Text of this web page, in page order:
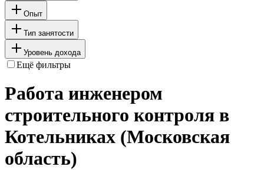
Опыт
Тип занятости
Уровень дохода
Ещё фильтры
Работа инженером
строительного контроля в
Котельниках (Московская
область)